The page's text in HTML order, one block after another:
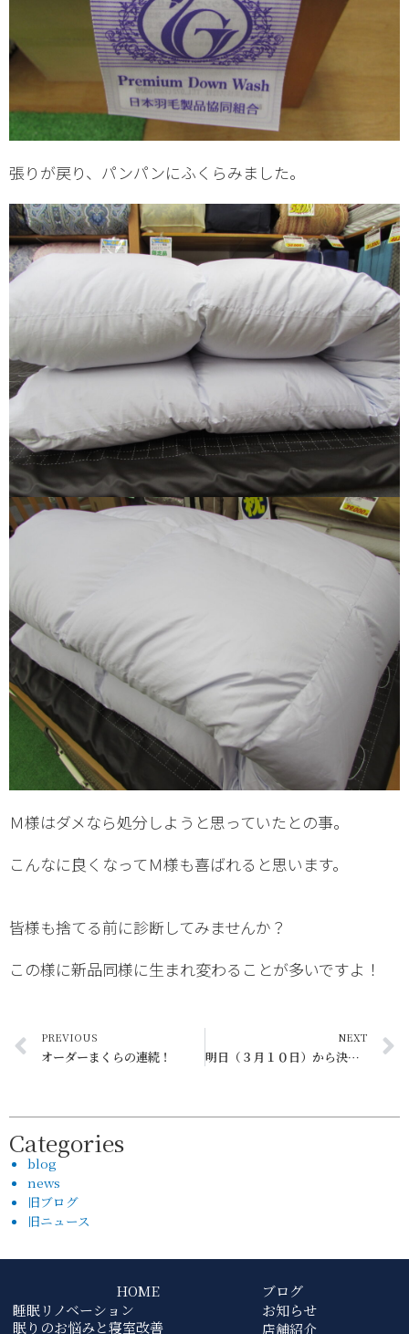
張りが戻り、パンパンにふくらみました。
Ｍ様はダメなら処分しようと思っていたとの事。
こんなに良くなってＭ様も喜ばれると思います。
皆様も捨てる前に診断してみませんか？
この様に新品同様に生まれ変わることが多いですよ！
PREVIOUS
オーダーまくらの連続！
NEXT
明日（３月１０日）から決算セール
Categories
blog
news
旧ブログ
旧ニュース
HOME
睡眠リノベーション
眠りのお悩みと寝室改善
ブログ
お知らせ
店舗紹介